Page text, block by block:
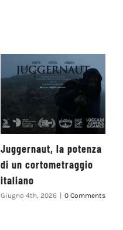
Juggernaut, la potenza
di un cortometraggio
italiano
Giugno 4th, 2026 | 0 Comments